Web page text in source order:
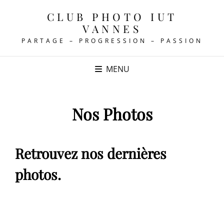
CLUB PHOTO IUT
VANNES
PARTAGE – PROGRESSION – PASSION
MENU
Nos Photos
Retrouvez nos dernières
photos.